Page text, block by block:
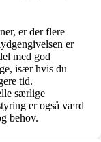
er der flere
er
med god
især hvis du
tid.
særlige
er også værd
behov.